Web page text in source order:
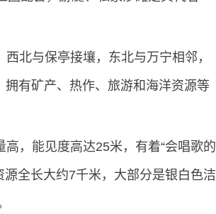
北与保亭接壤，东北与万宁相邻，
有矿产、热作、旅游和海洋资源等
，能见度高达25米，有着“会唱歌的
全长大约7千米，大部分是银白色洁